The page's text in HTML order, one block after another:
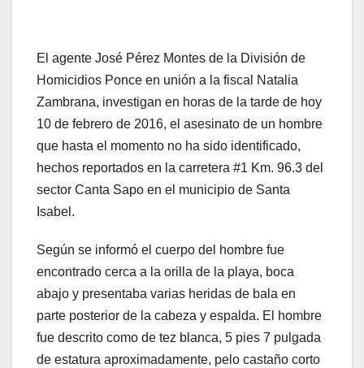
El agente José Pérez Montes de la División de
Homicidios Ponce en unión a la fiscal Natalia
Zambrana, investigan en horas de la tarde de hoy
10 de febrero de 2016, el asesinato de un hombre
que hasta el momento no ha sido identificado,
hechos reportados en la carretera #1 Km. 96.3 del
sector Canta Sapo en el municipio de Santa
Isabel.
Según se informó el cuerpo del hombre fue
encontrado cerca a la orilla de la playa, boca
abajo y presentaba varias heridas de bala en
parte posterior de la cabeza y espalda. El hombre
fue descrito como de tez blanca, 5 pies 7 pulgada
de estatura aproximadamente, pelo castaño corto